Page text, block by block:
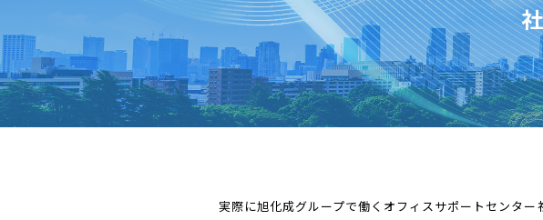
実際に旭化成グループで働くオフィスサポートセンタ